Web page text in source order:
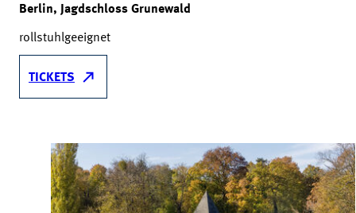
Berlin, Jagdschloss Grunewald
rollstuhlgeeignet
TICKETS